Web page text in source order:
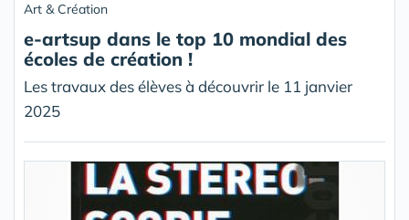
Art & Création
e-artsup dans le top 10 mondial des
écoles de création !
Les travaux des élèves à découvrir le 11 janvier
2025